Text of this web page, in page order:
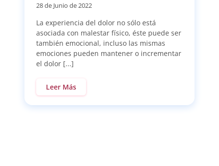
28 de Junio de 2022
La experiencia del dolor no sólo está
asociada con malestar físico, éste puede ser
también emocional, incluso las mismas
emociones pueden mantener o incrementar
el dolor [...]
Leer Más